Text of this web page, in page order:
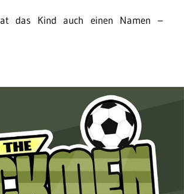
das Kind auch einen Namen –